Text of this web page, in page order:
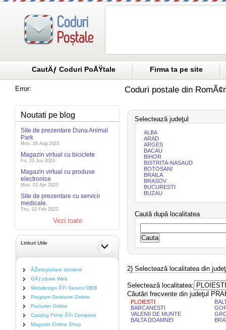
CautÄƒ Coduri PoÅŸtale Firma ta pe site
Error:
Noutati pe blog
Site de prezentare Duna Animal
Park
Mon, 28 Aug 2023
Magazin virtual cu biciclete
Fri, 23 Jun 2023
Magazin virtual cu produse
electronice
Mon, 03 Apr 2023
Site de prezentare cu servicii
medicale
Thu, 02 Feb 2023
Vezi toate
Linkuri Utile
ÃŽnregistrare domenii
GÄƒzduire Web
Webdesign ÅŸi Servicii WEB
Program Gestiune Online
Facturier Online
Catalog Firme ÅŸi Companii
Magazin Online Shop
Coduri postale din
Selectează judeţul
ALBA
ARAD
ARGES
BACAU
BIHOR
BISTRITA-NASAUD
BOTOSANI
BRAILA
BRASOV
BUCURESTI
BUZAU
Caută după localitatea
2) Selectează localitatea din
Selectează localitatea:
Căutări frecvente din judeţul
PLOIESTI
BARCANESTI
VALENII DE MUNTE
BALTA DOAMNEI